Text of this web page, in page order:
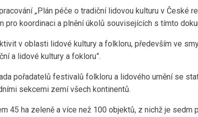
„Plán péče o tradiční lidovou kulturu v České
pro koordinaci a plnění úkolů souvisejících s tímto
v oblasti lidové kultury a folkloru, především ve
a lidové kultury a fokloru”.
pořadatelů festivalů folkloru a lidového umění se
sekcemi zemí všech kontinentů.
45 ha zeleně a více než 100 objektů, z nichž je sedm